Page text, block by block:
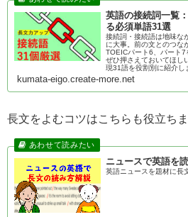
英語の接続詞一覧
る必須単語31選
接続詞・接続語は地味な
に大事。前の文とのつな
TOEICパート6、パート7
ぜひ押さえておいてほし
現31語を役割別に紹介し
kumata-eigo.create-more.net
長文をよむコツはこちらも役立ちま
ニュースで英語を
英語ニュースを題材に長